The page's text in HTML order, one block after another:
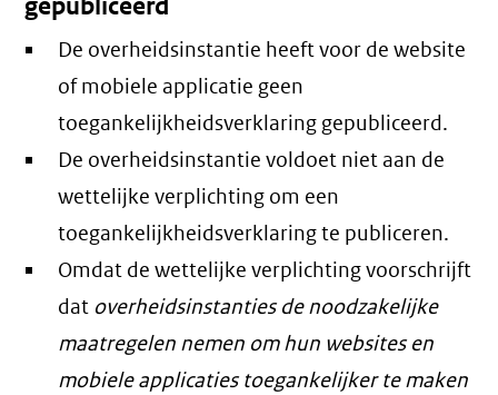
De overheidsinstantie heeft voor de website
of mobiele applicatie geen
toegankelijkheidsverklaring gepubliceerd.
De overheidsinstantie voldoet niet aan de
wettelijke verplichting om een
toegankelijkheidsverklaring te publiceren.
Omdat de wettelijke verplichting voorschrijft
dat overheidsinstanties de noodzakelijke
maatregelen nemen om hun websites en
mobiele applicaties toegankelijker te maken